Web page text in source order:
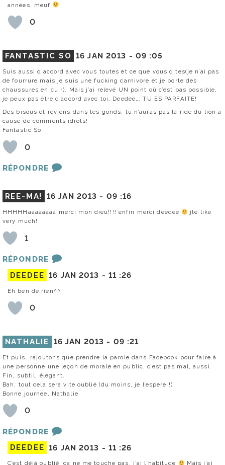
années, meuf
0
FANTASTIC SO 16 JAN 2013 - 09 :05
Suis aussi d’accord avec vous toutes et ce que vous dites(je n’ai pas
de fourrure mais je suis une fucking carnivore et je porte des
chaussures en cuir). Mais j’ai relevé UN point où c’est pas possible,
je peux pas être d’accord avec toi, Deedee…: TU ES PARFAITE!
Des bisous et reviens dans tes gonds, tu n’auras pas la ride du lion à
cause de comments idiots!
Fantastic So
0
RÉPONDRE
REE-MA! 16 JAN 2013 - 09 :16
HHHHHaaaaaaaa merci mon dieu!!!! enfin merci deedee
jte like
very much!
1
RÉPONDRE
DEEDEE 16 JAN 2013 - 11 :26
Eh ben de rien^^
0
NATHALIE 16 JAN 2013 - 09 :21
Et puis… rajoutons que prendre la parole dans Facebook pour faire à
une personne une leçon de morale en public, c’est pas mal, aussi.
Fin, subtil, élégant.
Bah, tout cela sera vite oublié (du moins, je l’espère !)
Bonne journée, Nathalie
0
RÉPONDRE
DEEDEE 16 JAN 2013 - 11 :26
C’est déjà oublié, ça ne me touche pas, j’ai l’habitude
Mais j’ai